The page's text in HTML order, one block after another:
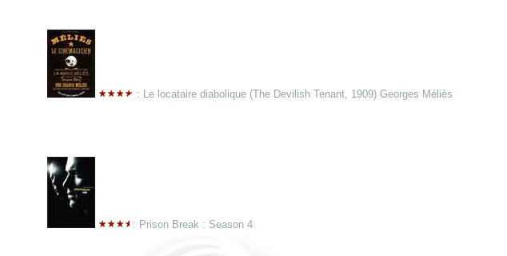
: Le locataire diabolique (The Devilish Tenant, 1909) Georges Méliès
: Prison Break : Season 4